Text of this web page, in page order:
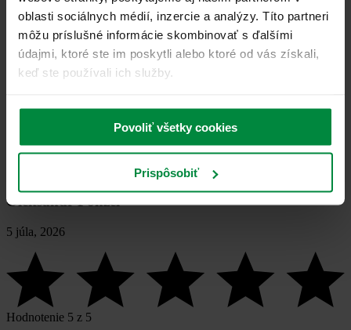
oblasti sociálnych médií, inzercie a analýzy. Títo partneri
môžu príslušné informácie skombinovať s ďalšími
údajmi, ktoré ste im poskytli alebo ktoré od vás získali,
keď ste používali ich služby.
Povoliť všetky cookies
Prispôsobiť
S agentúrou Jurling som veľmi spokojný. Profesionálny prístup,
rýchla komunikácia a seriózne jednanie. Spoluprácu môžem určite
odporučiť.
Oleksandr Ponzel
5 júla, 2026
Hodnotenie 5 z 5